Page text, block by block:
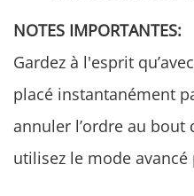
NOTES IMPORTANTES:
Gardez à l'esprit
placé instantanément
annuler l’ordre au bout
utilisez le mode